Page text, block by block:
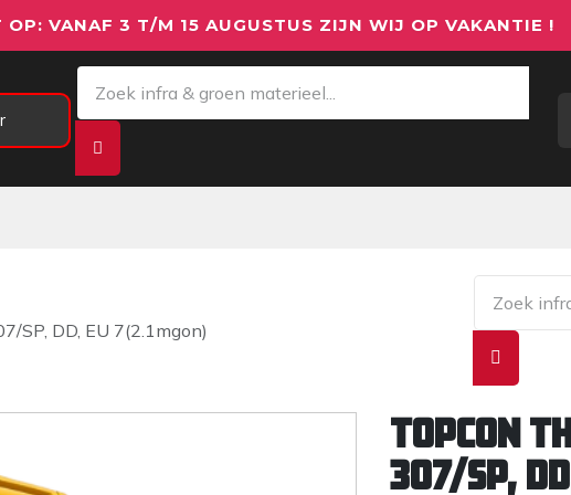
OP: VANAF 3 T/M 15 AUGUSTUS ZIJN WIJ OP VAKANTIE !
SP, DD, EU 7(2.1mgon)
TOPCON
307/SP,